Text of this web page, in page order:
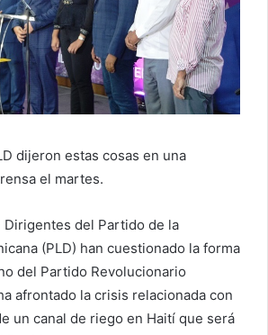
o
r
r
e
o
e
c
r
ó
n
i
c
dijeron estas cosas en una
el martes.
Dirigentes del Partido de la
(PLD) han cuestionado la forma
del Partido Revolucionario
afrontado la crisis relacionada con
un canal de riego en Haití que será